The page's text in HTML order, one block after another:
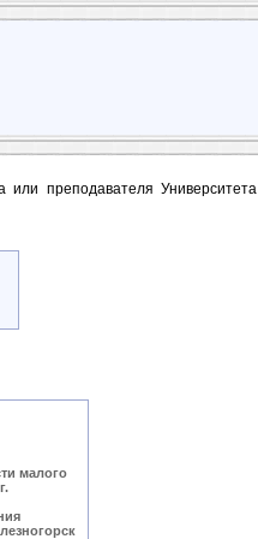
или преподавателя Университета
малого